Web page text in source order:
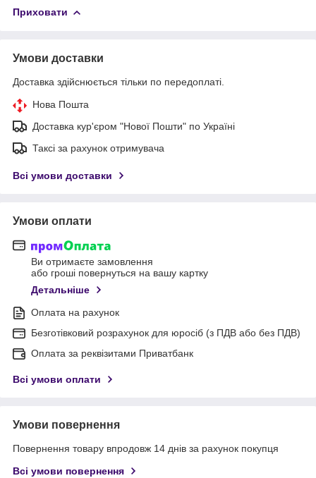
Приховати
Умови доставки
Доставка здійснюється тільки по передоплаті.
Нова Пошта
Доставка кур'єром "Нової Пошти" по Україні
Таксі за рахунок отримувача
Всі умови доставки
Умови оплати
Ви отримаєте замовлення
або гроші повернуться на вашу картку
Детальніше
Оплата на рахунок
Безготівковий розрахунок для юросіб (з ПДВ або без ПДВ)
Оплата за реквізитами Приватбанк
Всі умови оплати
Умови повернення
Повернення товару впродовж 14 днів за рахунок покупця
Всі умови повернення